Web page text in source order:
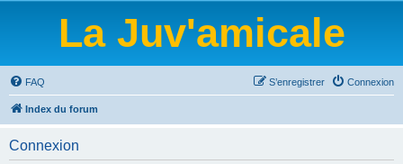
La Juv'amicale
FAQ Connexion
S’enregistrer
Index du forum
Connexion